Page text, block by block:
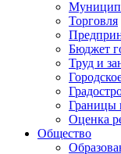
Торговля
Бюджет
Труд и
Границы
Оценка
Общество